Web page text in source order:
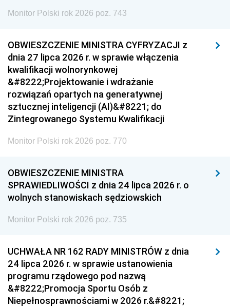
Monitor Polski rok 2026 poz. 743
OBWIESZCZENIE MINISTRA CYFRYZACJI z
dnia 27 lipca 2026 r. w sprawie włączenia
kwalifikacji wolnorynkowej
&#8222;Projektowanie i wdrażanie
rozwiązań opartych na generatywnej
sztucznej inteligencji (AI)&#8221; do
Zintegrowanego Systemu Kwalifikacji
Monitor Polski rok 2026 poz. 770
OBWIESZCZENIE MINISTRA
SPRAWIEDLIWOŚCI z dnia 24 lipca 2026 r. o
wolnych stanowiskach sędziowskich
Monitor Polski rok 2026 poz. 735
UCHWAŁA NR 162 RADY MINISTRÓW z dnia
24 lipca 2026 r. w sprawie ustanowienia
programu rządowego pod nazwą
&#8222;Promocja Sportu Osób z
Niepełnosprawnościami w 2026 r.&#8221;